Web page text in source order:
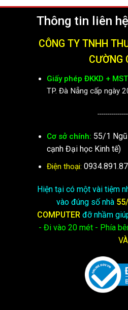
Thông tin liên
CÔNG TY TNHH
CƯỜNG
Giấy phép ĐKKD +
TP. Đà Nẵng cấp ngày
Cơ sở chính: 55/1 Ngũ
cạnh Đại học Kinh tế)
Điện thoại:
Hiện tại có một vài tiệm
vào đúng số nhà
COMPUTER đỡ nhầm
- Đi vào 20 mét - Phía